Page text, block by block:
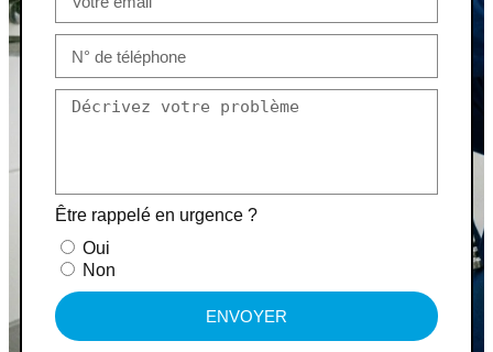
Être rappelé en urgence ?
Oui
Non
ENVOYER